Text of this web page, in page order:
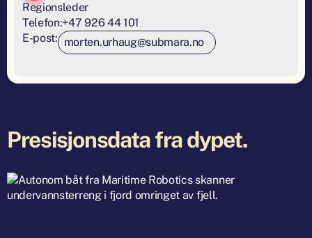
Regionsleder
Telefon:+47 926 44 101
E-post: morten.urhaug@submara.no
Presisjonsdata fra dypet.